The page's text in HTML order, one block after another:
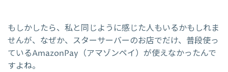
もしかしたら、私と同じように感じた人もいるかもしれま
せんが、なぜか、スターサーバーのお店でだけ、普段使っ
ているAmazonPay（アマゾンペイ）が使えなかったんで
すよね。